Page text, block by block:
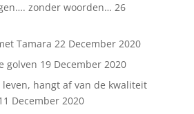
zonder woorden… 26
Tamara 22 December 2020
golven 19 December 2020
hangt af van de kwaliteit
December 2020